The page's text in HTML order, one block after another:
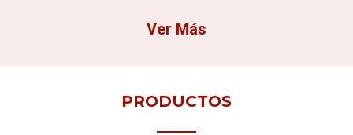
Ver Más
PRODUCTOS